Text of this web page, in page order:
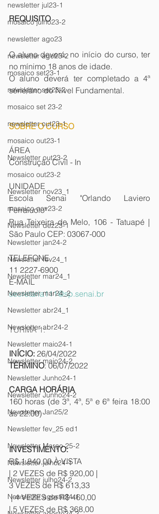
newsletter jul23-1
mosaico julho23-2
newsletter ago23
newsletter ago23-2
mosaico set23-1
newsletter set23-2
mosaico set 23-2
newsletter out23-1
mosaico out23-1
Newsletter out23-2
mosaico out23-2
Newsletter nov23_1
mosaico nov23-2
Newsletter dez23-1
Newsletter jan24-2
Newsletter fev24_1
Newsletter mar24_1
Newsletter mar24_2
Newsletter abr24_1
Newsletter abr24-2
Newsletter maio24-1
Newsletter maio24-2
Newsletter Junho24-1
Newsletter Junho24-2
Newsletter Jan25/2
Newsletter fev_25 ed1
Newsletter Março 25-2
Newsletter julho24-1
Newsletter julho24-2
Newsletter agosto24-1
REQUISITO
O aluno deverá, no início do curso, ter
no mínimo 18 anos de idade.
O aluno deverá ter completado a 4ª
série/ano do Nível Fundamental.
SOBRE O CURSO
ÁREA
Construção Civil - In
UNIDADE
Escola Senai "Orlando Laviero
Ferraiuolo"
Rua Teixeira de Melo, 106 - Tatuapé |
São Paulo CEP: 03067-000
TELEFONE
11 2227-6900
E-MAIL
secretaria111@sp.senai.br
TURMA 1:
INÍCIO: 26/04/2022
TÉRMINO: 06/07/2022
CARGA HORÁRIA
160 horas (de 3ª, 4ª, 5ª e 6ª feira 18:00
às 22:00)
INVESTIMENTO:
R$ 1.840,00 À VISTA
| 2 VEZES de R$ 920,00 |
3 VEZES de R$ 613,33
| 4 VEZES de R$ 460,00
| 5 VEZES de R$ 368,00